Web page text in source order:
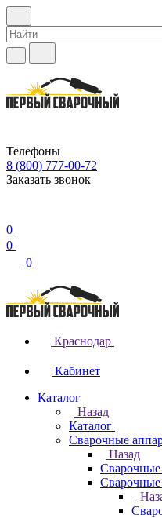
Телефоны
8 (800) 777-00-72
Заказать звонок
0
0
0
Краснодар
Кабинет
Каталог
Назад
Каталог
Сварочные
Назад